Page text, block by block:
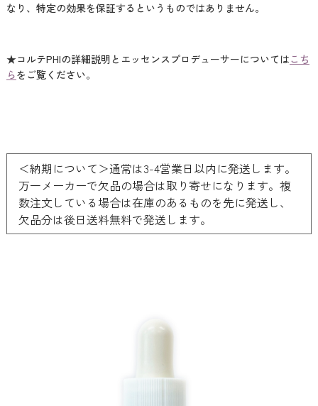
なり、特定の効果を保証するというものではありません。
★コルテPHIの詳細説明とエッセンスプロデューサーについてはこち
らをご覧ください。
＜納期について＞通常は3-4営業日以内に発送します。
万一メーカーで欠品の場合は取り寄せになります。複
数注文している場合は在庫のあるものを先に発送し、
欠品分は後日送料無料で発送します。